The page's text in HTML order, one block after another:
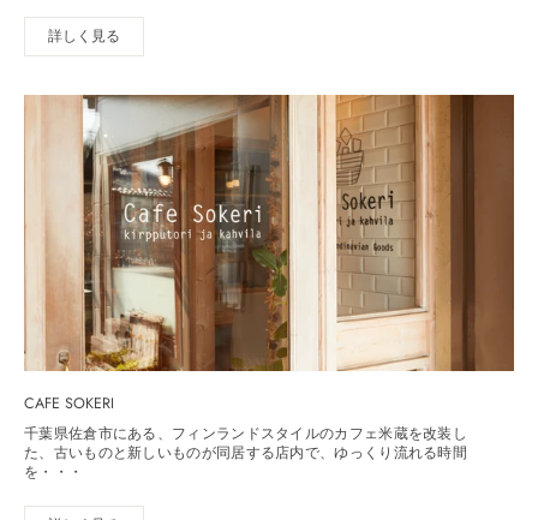
詳しく見る
CAFE SOKERI
千葉県佐倉市にある、フィンランドスタイルのカフェ米蔵を改装し
た、古いものと新しいものが同居する店内で、ゆっくり流れる時間
を・・・